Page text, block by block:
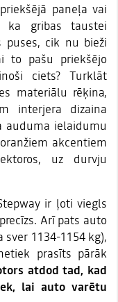
paneļa vai
ka gribas taustei
puses, cik nu bieži
to pašu priekšējo
ciets? Turklāt
materiālu rēķina,
interjera dizaina
auduma ielaidumu
akcentiem
uz durvju
ir ļoti viegls
Arī pats auto
1134-1154 kg),
prasīts pārāk
atdod tad, kad
lai auto varētu